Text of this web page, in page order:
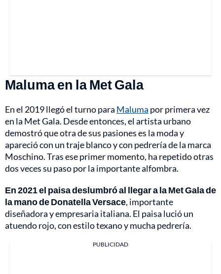
Maluma en la Met Gala
En el 2019 llegó el turno para Maluma por primera vez
en la Met Gala. Desde entonces, el artista urbano
demostró que otra de sus pasiones es la moda y
apareció con un traje blanco y con pedrería de la marca
Moschino. Tras ese primer momento, ha repetido otras
dos veces su paso por la importante alfombra.
En 2021 el paisa deslumbró al llegar a la Met Gala de
la mano de Donatella Versace, importante
diseñadora y empresaria italiana. El paisa lució un
atuendo rojo, con estilo texano y mucha pedrería.
PUBLICIDAD